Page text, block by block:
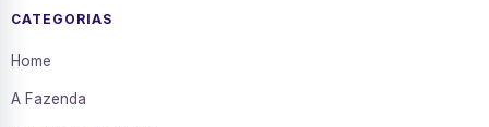
CATEGORIAS
Home
A Fazenda